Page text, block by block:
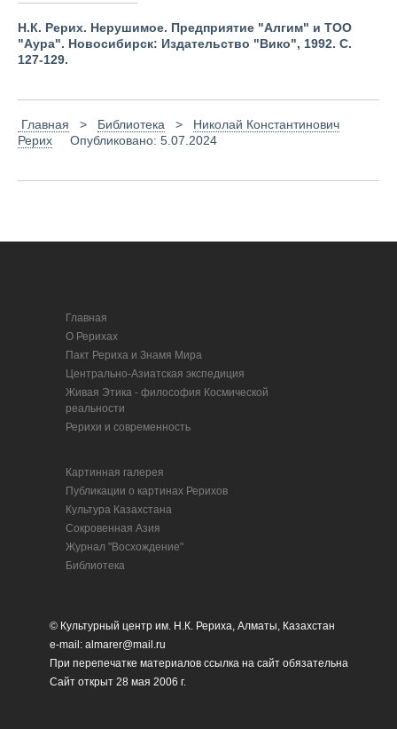
Н.К. Рерих. Нерушимое. Предприятие "Алгим" и ТОО
"Аура". Новосибирск: Издательство "Вико", 1992. С.
127-129.
Главная > Библиотека > Николай Константинович
Рерих Опубликовано: 5.07.2024
Главная
О Рерихах
Пакт Рериха и Знамя Мира
Центрально-Азиатская экспедиция
Живая Этика - философия Космической
реальности
Рерихи и современность
Картинная галерея
Публикации о картинах Рерихов
Культура Казахстана
Сокровенная Азия
Журнал "Восхождение"
Библиотека
© Культурный центр им. Н.К. Рериха, Алматы, Казахстан
e-mail: almarer@mail.ru
При перепечатке материалов ссылка на сайт обязательна
Сайт открыт 28 мая 2006 г.